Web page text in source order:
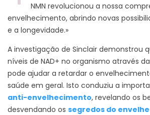
NMN revolucionou a nossa
envelhecimento, abrindo novas
e a longevidade.»
A investigação de Sinclair demonstrou
níveis de NAD+ no organismo através
pode ajudar a retardar o
saúde em geral. Isto conduziu a
anti-envelhecimento, revelando os
desvendando os segredos do